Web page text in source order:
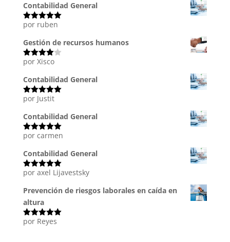
Contabilidad General
Valorado
por ruben
Gestión de recursos humanos
Valorado
5
por Xisco
Contabilidad General
Valorado
por Justit
Contabilidad General
Valorado
por carmen
Contabilidad General
Valorado
por axel Lijavestsky
Prevención de riesgos laborales en caída en
altura
Valorado
por Reyes